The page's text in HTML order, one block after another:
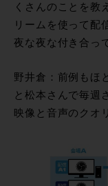
くさんのことを教
リームを使って配
夜な夜な付き合っ
野井倉：前例もほ
と松本さんで毎週
映像と音声のクオ